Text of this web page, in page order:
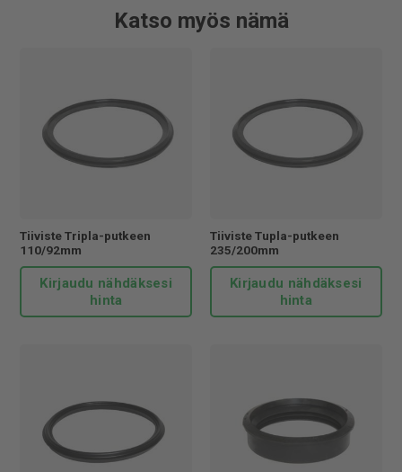
tulee käyttää putkiliukastetta, jotta asennus on luotettava
ja tiiviste pysyy asennettaessa paikoillaan.
ovat oikeutettuja Avainlippu-alkuperämerkin käyttöön,
merkkinä kotimaisesta tuotteesta. Käyttämällä Jitan
tuotteita tuet kotimaista teollisuutta.
Katso myös nämä
Tiiviste Tripla-putkeen
110/92mm
Kirjaudu nähdäksesi
hinta
Tiiviste Tupla-putkeen
235/200mm
Kirjaudu nähdäksesi
hinta